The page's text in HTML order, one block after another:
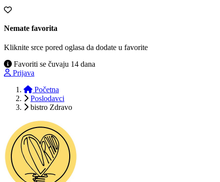
Nemate favorita
Kliknite srce pored oglasa da dodate u favorite
Favoriti se čuvaju 14 dana
Prijava
Početna
Poslodavci
bistro Zdravo